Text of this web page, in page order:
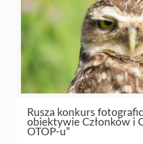
Rusza konkurs
obiektywie Członków i
OTOP-u”